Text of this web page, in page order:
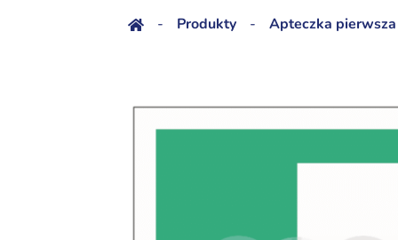
 - Produkty - Apteczka